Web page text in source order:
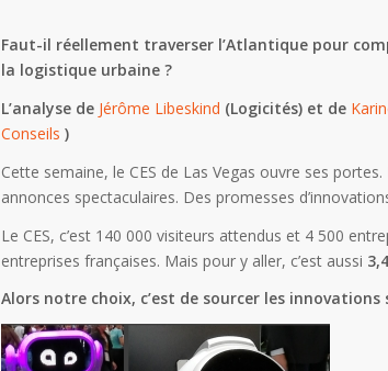
Faut-il réellement traverser l’Atlantique pour
la logistique urbaine ?
L’analyse de Jérôme Libeskind (Logicités) et de
Conseils )
Cette semaine, le CES de Las Vegas ouvre ses
annonces spectaculaires. Des promesses
Le CES, c’est 140 000 visiteurs attendus et 4 500
entreprises françaises. Mais pour y aller, c’est aussi
Alors notre choix, c’est de sourcer les innovations